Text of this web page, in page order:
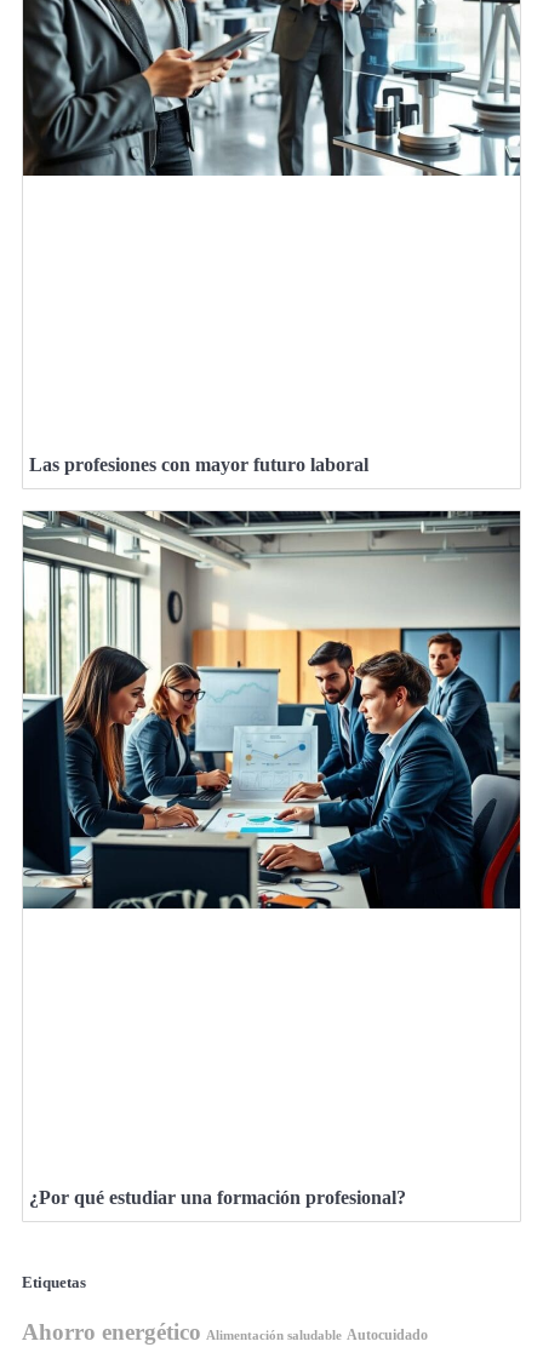
Las profesiones con mayor futuro laboral
¿Por qué estudiar una formación profesional?
Etiquetas
Ahorro energético Alimentación saludable Autocuidado